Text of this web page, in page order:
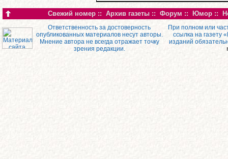
Свежий номер :: Архив газеты :: Форум :: Юмор ::
Ответственность за достоверность
опубликованных материалов несут авторы.
Мнение автора не всегда отражает точку
зрения редакции.
При полном или
ссылка на газету
изданий